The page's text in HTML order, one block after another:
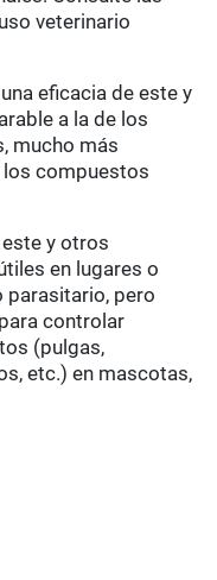
veterinario
eficacia de este y
a la de los
mucho más
compuestos
y otros
en lugares o
parasitario, pero
controlar
(pulgas,
etc.) en mascotas,